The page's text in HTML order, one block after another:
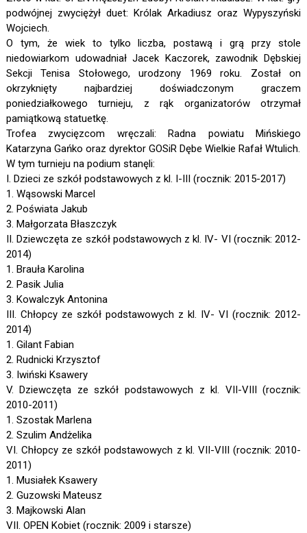
podwójnej zwyciężył duet: Królak Arkadiusz oraz Wypyszyński
Wojciech.
O tym, że wiek to tylko liczba, postawą i grą przy stole
niedowiarkom udowadniał Jacek Kaczorek, zawodnik Dębskiej
Sekcji Tenisa Stołowego, urodzony 1969 roku. Został on
okrzyknięty najbardziej doświadczonym graczem
poniedziałkowego turnieju, z rąk organizatorów otrzymał
pamiątkową statuetkę.
Trofea zwycięzcom wręczali: Radna powiatu Mińskiego
Katarzyna Gańko oraz dyrektor GOSiR Dębe Wielkie Rafał Wtulich.
W tym turnieju na podium stanęli:
I. Dzieci ze szkół podstawowych z kl. I-III (rocznik: 2015-2017)
1. Wąsowski Marcel
2. Poświata Jakub
3. Małgorzata Błaszczyk
II. Dziewczęta ze szkół podstawowych z kl. IV- VI (rocznik: 2012-
2014)
1. Brauła Karolina
2. Pasik Julia
3. Kowalczyk Antonina
III. Chłopcy ze szkół podstawowych z kl. IV- VI (rocznik: 2012-
2014)
1. Gilant Fabian
2. Rudnicki Krzysztof
3. Iwiński Ksawery
V. Dziewczęta ze szkół podstawowych z kl. VII-VIII (rocznik:
2010-2011)
1. Szostak Marlena
2. Szulim Andżelika
VI. Chłopcy ze szkół podstawowych z kl. VII-VIII (rocznik: 2010-
2011)
1. Musiałek Ksawery
2. Guzowski Mateusz
3. Majkowski Alan
VII. OPEN Kobiet (rocznik: 2009 i starsze)